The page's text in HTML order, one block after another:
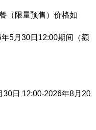
（限量预售）价格如
5月30日12:00期间（额
30日 12:00-2026年8月20